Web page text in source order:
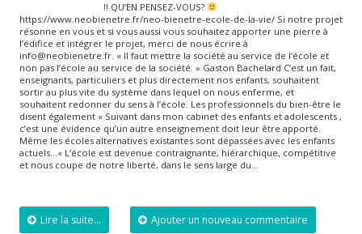
!! QU’EN PENSEZ-VOUS?
https://www.neobienetre.fr/neo-bienetre-ecole-de-la-vie/ Si notre projet
résonne en vous et si vous aussi vous souhaitez apporter une pierre à
l’édifice et intégrer le projet, merci de nous écrire à
info@neobienetre.fr. « II faut mettre la société au service de l‘école et
non pas l’école au service de la société. » Gaston Bachelard C’est un fait,
enseignants, particuliers et plus directement nos enfants, souhaitent
sortir au plus vite du système dans lequel on nous enferme, et
souhaitent redonner du sens à l’école. Les professionnels du bien-être le
disent également « Suivant dans mon cabinet des enfants et adolescents ,
c’est une évidence qu’un autre enseignement doit leur être apporté.
Même les écoles alternatives existantes sont dépassées avec les enfants
actuels…« L’école est devenue contraignante, hiérarchique, compétitive
et nous coupe de notre liberté, dans le sens large du…
Lire la suite... Ajouter un nouveau commentaire